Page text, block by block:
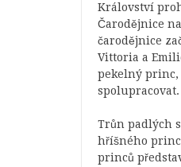
Království
Čarodějnice
čarodějnice
Vittoria a
pekelný princ,
spolupracovat.
Trůn padlých
hříšného
princů